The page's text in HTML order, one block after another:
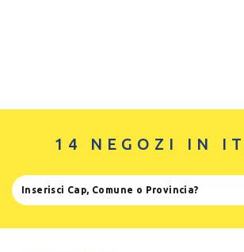
14 NEGOZI IN